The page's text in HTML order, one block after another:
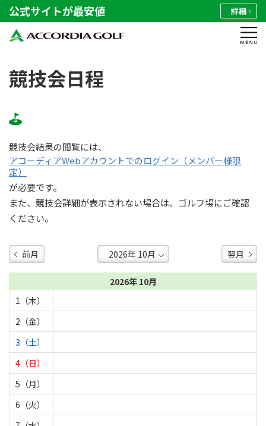
公式サイトが最安値 詳細
競技会日程
競技会結果の閲覧には、
アコーディアWebアカウントでのログイン（メンバー様限
定）
が必要です。
また、競技会詳細が表示されない場合は、ゴルフ場にご確認
ください。
前月 翌月
2026年 10月
1（木）
2（金）
3（土）
4（日）
5（月）
6（火）